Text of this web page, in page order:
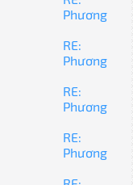
Phương
RE:
Phương
RE:
Phương
RE:
Phương